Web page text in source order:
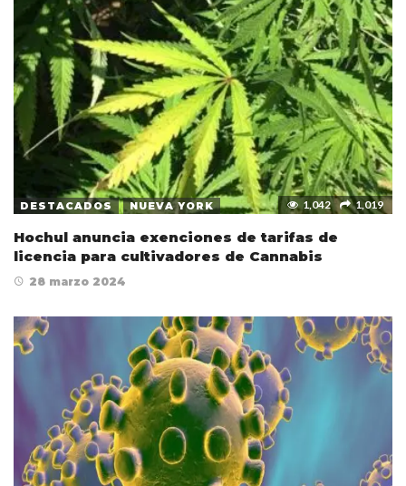
DESTACADOS NUEVA YORK 1,042 1,019
Hochul anuncia exenciones de tarifas de
licencia para cultivadores de Cannabis
28 marzo 2024